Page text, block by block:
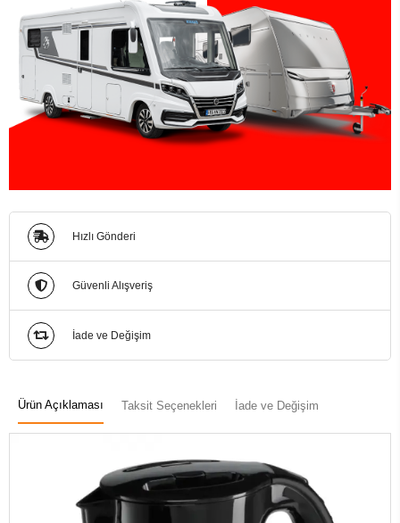
Hızlı Gönderi
Güvenli Alışveriş
İade ve Değişim
Ürün Açıklaması Taksit Seçenekleri İade ve Değişim